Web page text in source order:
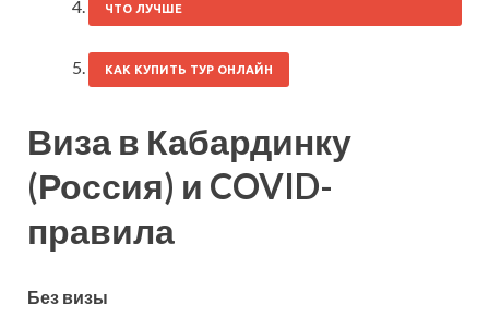
ЧТО ЛУЧШЕ
КАК КУПИТЬ ТУР ОНЛАЙН
Виза в Кабардинку
(Россия) и COVID-
правила
Без визы